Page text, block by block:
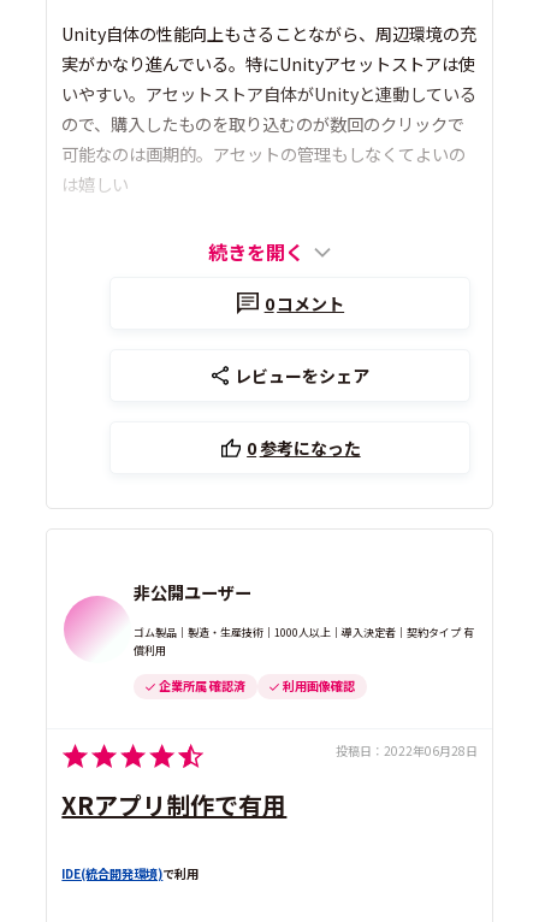
Unity自体の性能向上もさることながら、周辺環境の充
実がかなり進んでいる。特にUnityアセットストアは使
いやすい。アセットストア自体がUnityと連動している
ので、購入したものを取り込むのが数回のクリックで
可能なのは画期的。アセットの管理もしなくてよいの
は嬉しい
続きを開く
0コメント
レビューをシェア
0参考になった
非公開ユーザー
ゴム製品｜製造・生産技術｜1000人以上｜導入決定者｜契約タイプ 有
償利用
企業所属 確認済 利用画像確認
投稿日： 2022年06月28日
XRアプリ制作で有用
IDE(統合開発環境)で利用